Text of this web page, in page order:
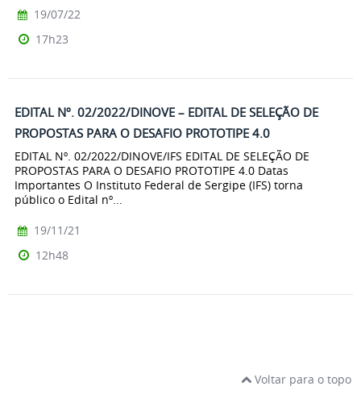
19/07/22
17h23
EDITAL Nº. 02/2022/DINOVE – EDITAL DE SELEÇÃO DE
PROPOSTAS PARA O DESAFIO PROTOTIPE 4.0
EDITAL Nº. 02/2022/DINOVE/IFS EDITAL DE SELEÇÃO DE
PROPOSTAS PARA O DESAFIO PROTOTIPE 4.0 Datas
Importantes O Instituto Federal de Sergipe (IFS) torna
público o Edital nº...
19/11/21
12h48
Voltar para o topo